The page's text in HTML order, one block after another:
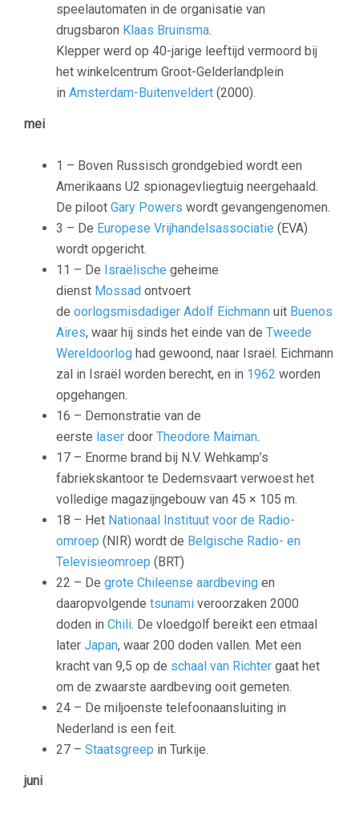
speelautomaten in de organisatie van
drugsbaron Klaas Bruinsma.
Klepper werd op 40-jarige leeftijd vermoord bij
het winkelcentrum Groot-Gelderlandplein
in Amsterdam-Buitenveldert (2000).
mei
1 – Boven Russisch grondgebied wordt een
Amerikaans U2 spionagevliegtuig neergehaald.
De piloot Gary Powers wordt gevangengenomen.
3 – De Europese Vrijhandelsassociatie (EVA)
wordt opgericht.
11 – De Israëlische geheime
dienst Mossad ontvoert
de oorlogsmisdadiger Adolf Eichmann uit Buenos
Aires, waar hij sinds het einde van de Tweede
Wereldoorlog had gewoond, naar Israël. Eichmann
zal in Israël worden berecht, en in 1962 worden
opgehangen.
16 – Demonstratie van de
eerste laser door Theodore Maiman.
17 – Enorme brand bij N.V. Wehkamp’s
fabriekskantoor te Dedemsvaart verwoest het
volledige magazijngebouw van 45 × 105 m.
18 – Het Nationaal Instituut voor de Radio-
omroep (NIR) wordt de Belgische Radio- en
Televisieomroep (BRT)
22 – De grote Chileense aardbeving en
daaropvolgende tsunami veroorzaken 2000
doden in Chili. De vloedgolf bereikt een etmaal
later Japan, waar 200 doden vallen. Met een
kracht van 9,5 op de schaal van Richter gaat het
om de zwaarste aardbeving ooit gemeten.
24 – De miljoenste telefoonaansluiting in
Nederland is een feit.
27 – Staatsgreep in Turkije.
juni